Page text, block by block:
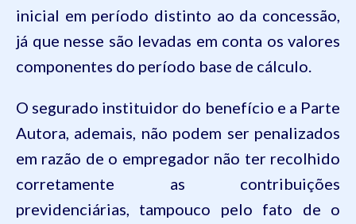
inicial em período distinto ao da concessão,
já que nesse são levadas em conta os valores
componentes do período base de cálculo.
O segurado instituidor do benefício e a Parte
Autora, ademais, não podem ser penalizados
em razão de o empregador não ter recolhido
corretamente as contribuições
previdenciárias, tampouco pelo fato de o